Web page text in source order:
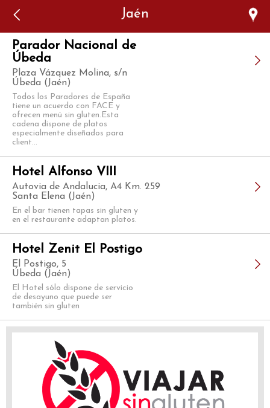
Jaén
Parador Nacional de
Úbeda
Plaza Vázquez Molina, s/n
Úbeda (Jaén)
Todos los Paradores de España
tiene un acuerdo con FACE y
ofrecen menú sin gluten.Esta
cadena dispone de platos
especialmente diseñados para
client...
Hotel Alfonso VIII
Autovia de Andalucia, A4 Km. 259
Santa Elena (Jaén)
En el bar tienen tapas sin gluten y
en el restaurante adaptan platos.
Hotel Zenit El Postigo
El Postigo, 5
Úbeda (Jaén)
El Hotel sólo dispone de servicio
de desayuno que puede ser
también sin gluten
authorized to show the cookie declaration for domain group
ID 546ddaab-b478-4440-aa8a-3b0205284212. Please add it to
the domain group in the Cookiebot Manager to authorize
the domain.